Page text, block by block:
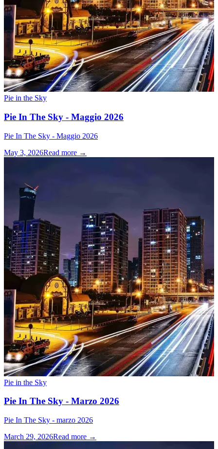
Pie in the Sky
Pie In The Sky - Maggio 2026
Pie In The Sky - Maggio 2026
May 3, 2026Read more →
Pie in the Sky
Pie In The Sky - Marzo 2026
Pie In The Sky - marzo 2026
March 29, 2026Read more →